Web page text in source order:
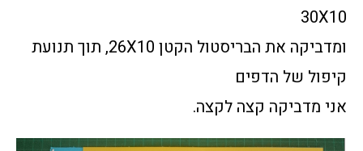
30X10
ומדביקה את הבריסטול הקטן 26X10, תוך תנועת
קיפול של הדפים
אני מדביקה קצה לקצה.